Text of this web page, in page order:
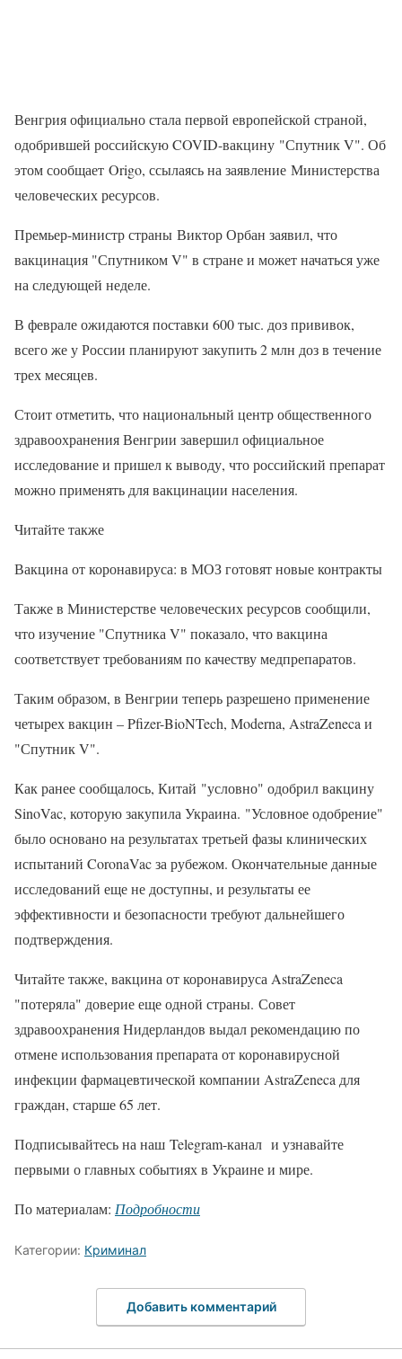
Венгрия официально стала первой европейской страной,
одобрившей российскую COVID-вакцину "Спутник V". Об
этом сообщает Origo, ссылаясь на заявление Министерства
человеческих ресурсов.
Премьер-министр страны Виктор Орбан заявил, что
вакцинация "Спутником V" в стране и может начаться уже
на следующей неделе.
В феврале ожидаются поставки 600 тыс. доз прививок,
всего же у России планируют закупить 2 млн доз в течение
трех месяцев.
Стоит отметить, что национальный центр общественного
здравоохранения Венгрии завершил официальное
исследование и пришел к выводу, что российский препарат
можно применять для вакцинации населения.
Читайте также
Вакцина от коронавируса: в МОЗ готовят новые контракты
Также в Министерстве человеческих ресурсов сообщили,
что изучение "Спутника V" показало, что вакцина
соответствует требованиям по качеству медпрепаратов.
Таким образом, в Венгрии теперь разрешено применение
четырех вакцин – Pfizer-BioNTech, Moderna, AstraZeneca и
"Спутник V".
Как ранее сообщалось, Китай "условно" одобрил вакцину
SinoVac, которую закупила Украина. "Условное одобрение"
было основано на результатах третьей фазы клинических
испытаний CoronaVac за рубежом. Окончательные данные
исследований еще не доступны, и результаты ее
эффективности и безопасности требуют дальнейшего
подтверждения.
Читайте также, вакцина от коронавируса AstraZeneca
"потеряла" доверие еще одной страны. Совет
здравоохранения Нидерландов выдал рекомендацию по
отмене использования препарата от коронавирусной
инфекции фармацевтической компании AstraZeneca для
граждан, старше 65 лет.
Подписывайтесь на наш Telegram-канал и узнавайте
первыми о главных событиях в Украине и мире.
По материалам: Подробности
Категории: Криминал
Добавить комментарий